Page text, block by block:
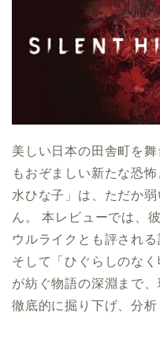
美しい日本の田舎町を
もおぞましい新たな恐
水ひな子」は、ただか
ん。 本レビューでは、
ウルライクとも評され
そして「ひぐらしのな
が紡ぐ物語の深淵まで
徹底的に掘り下げ、分析